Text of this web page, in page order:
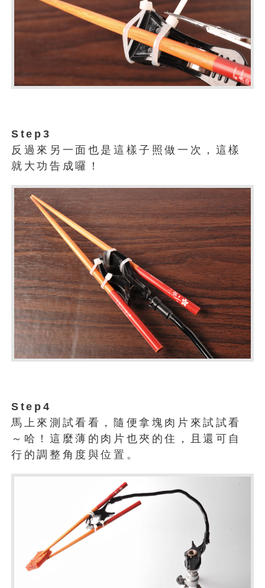
Step3
反過來另一面也是這樣子照做一次，這樣
就大功告成囉！
Step4
馬上來測試看看，隨便拿塊肉片來試試看
～哈！這麼薄的肉片也夾的住，且還可自
行的調整角度與位置。